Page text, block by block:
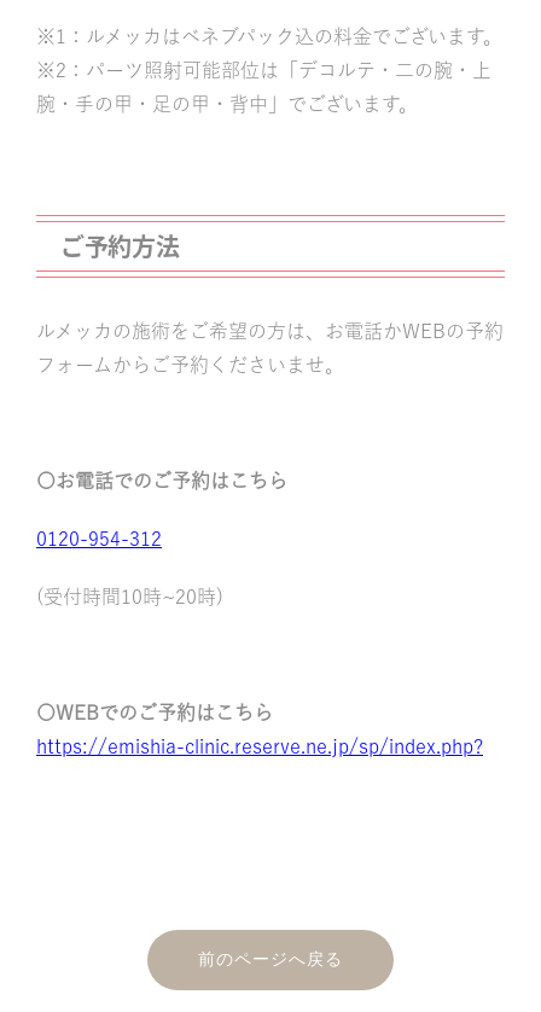
※1：ルメッカはベネブパック込の料金でございます。
※2：パーツ照射可能部位は「デコルテ・二の腕・上
腕・手の甲・足の甲・背中」でございます。
ご予約方法
ルメッカの施術をご希望の方は、お電話かWEBの予約
フォームからご予約くださいませ。
〇お電話でのご予約はこちら
0120-954-312
(受付時間10時~20時)
〇WEBでのご予約はこちら
https://emishia-clinic.reserve.ne.jp/sp/index.php?
前のページへ戻る